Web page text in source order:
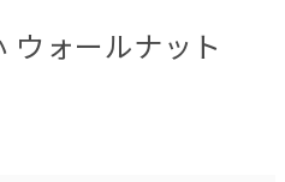
ォールナット